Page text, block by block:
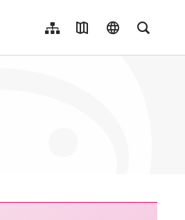
网站导览地图导览language全文检